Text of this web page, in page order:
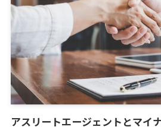
アスリートエージェントとマイ